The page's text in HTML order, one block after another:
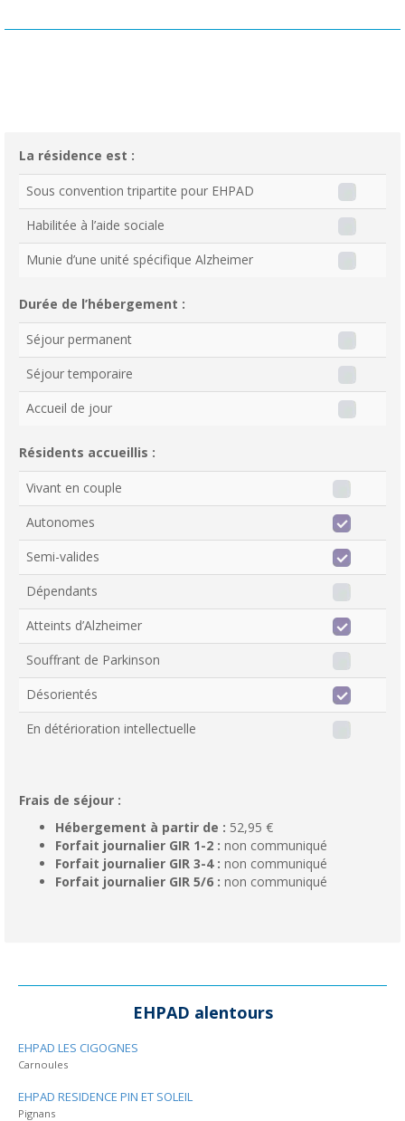
La résidence est :
Sous convention tripartite pour EHPAD
Habilitée à l’aide sociale
Munie d’une unité spécifique Alzheimer
Durée de l’hébergement :
Séjour permanent
Séjour temporaire
Accueil de jour
Résidents accueillis :
Vivant en couple
Autonomes
Semi-valides
Dépendants
Atteints d’Alzheimer
Souffrant de Parkinson
Désorientés
En détérioration intellectuelle
Frais de séjour :
Hébergement à partir de : 52,95 €
Forfait journalier GIR 1-2 : non communiqué
Forfait journalier GIR 3-4 : non communiqué
Forfait journalier GIR 5/6 : non communiqué
EHPAD alentours
EHPAD LES CIGOGNES
Carnoules
EHPAD RESIDENCE PIN ET SOLEIL
Pignans